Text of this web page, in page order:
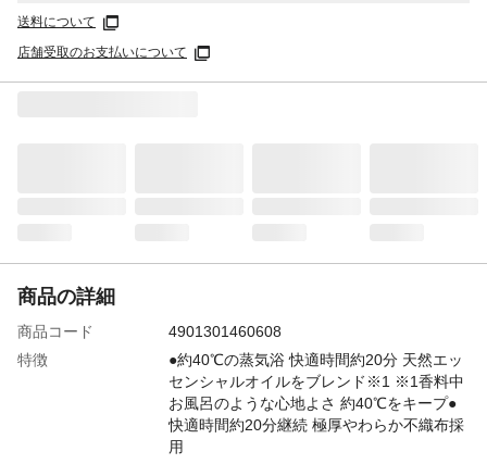
送料について
店舗受取のお支払いについて
商品の詳細
商品コード
4901301460608
特徴
●約40℃の蒸気浴 快適時間約20分 天然エッ
センシャルオイルをブレンド※1 ※1香料中
お風呂のような心地よさ 約40℃をキープ●
快適時間約20分継続 極厚やわらか不織布採
用